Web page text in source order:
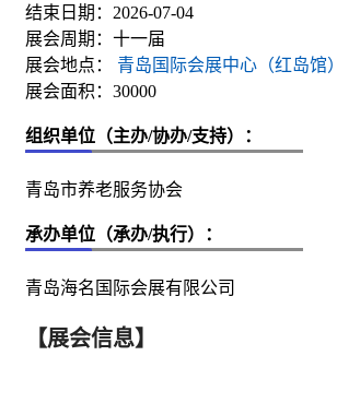
结束日期：2026-07-04
展会周期：十一届
展会地点：
青岛国际会展中心（红岛馆）
展会面积：30000
组织单位（主办/协办/支持）：
青岛市养老服务协会
承办单位（承办/执行）：
青岛海名国际会展有限公司
【展会信息】